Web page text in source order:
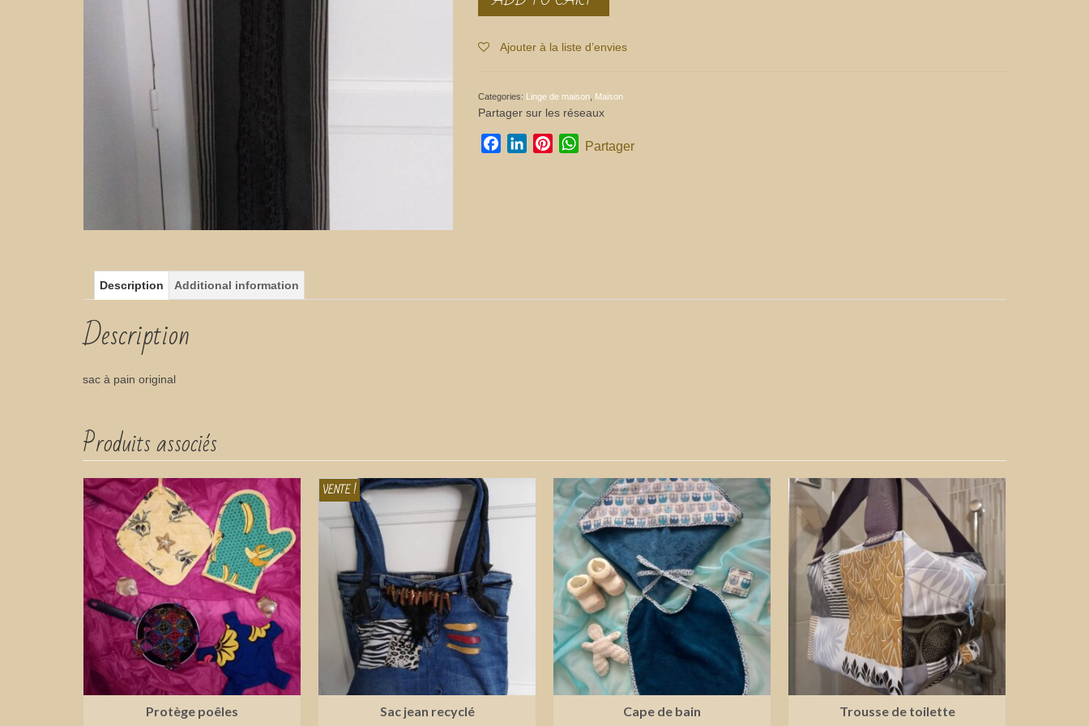
quantity
Ajouter à la liste d’envies
Categories: Linge de maison, Maison
Partager sur les réseaux
FacebookLinkedInPinterestWhatsApp
Partager
Description Additional information
Description
sac à pain original
Produits associés
Protège poêles
VENTE !
Sac jean recyclé Cape de bain Trousse de toilette